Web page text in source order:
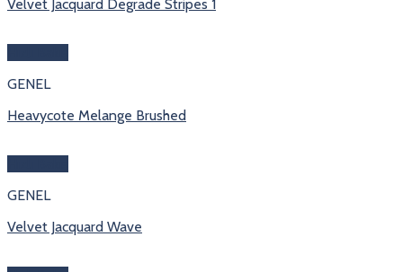
Velvet Jacquard Degrade Stripes 1
GENEL
Heavycote Melange Brushed
GENEL
Velvet Jacquard Wave